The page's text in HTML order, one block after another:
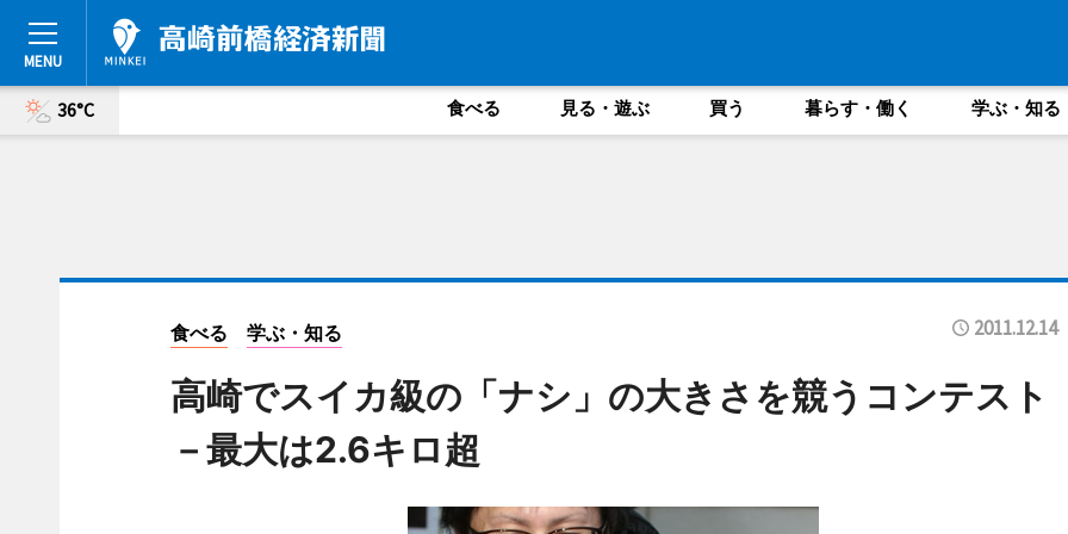
36°C 食べる 見る・遊ぶ 買う 暮らす・働く 学ぶ・知る
食べる 学ぶ・知る 2011.12.14
高崎でスイカ級の「ナシ」の大きさを競うコンテスト
－最大は2.6キロ超